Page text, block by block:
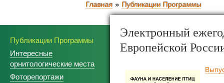
Главная Публикации Программы
Публикации Программы
Интересные
орнитологические места
Фоторепортажи
Электронный
Европейской